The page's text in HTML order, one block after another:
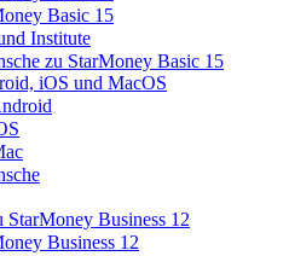
Basic 15
Institute
zu StarMoney Basic 15
iOS und MacOS
Business 12
Business 12